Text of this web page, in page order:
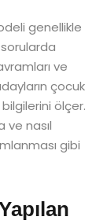
genellikle
ve
çocuk
ölçer.
nasıl
gibi